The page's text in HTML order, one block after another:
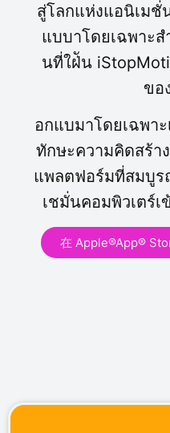
สู่โลกแห่งแอนิเมชั่
แบบาโดยเฉพาะ
นที่ใฝ่ัน
ขอ
อกแบมาโดยเฉพา
ทักษะความคิดสร้า
แพลตฟอร์มที่สมบู
เชมั่นคอมพิวเตร์
在 Apple®App®